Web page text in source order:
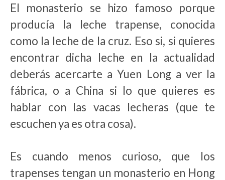
El monasterio se hizo famoso porque
producía la leche trapense, conocida
como la leche de la cruz. Eso si, si quieres
encontrar dicha leche en la actualidad
deberás acercarte a Yuen Long a ver la
fábrica, o a China si lo que quieres es
hablar con las vacas lecheras (que te
escuchen ya es otra cosa).
Es cuando menos curioso, que los
trapenses tengan un monasterio en Hong